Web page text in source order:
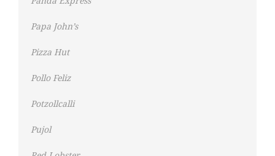
Papa John’s
Pizza Hut
Pollo Feliz
Potzollcalli
Pujol